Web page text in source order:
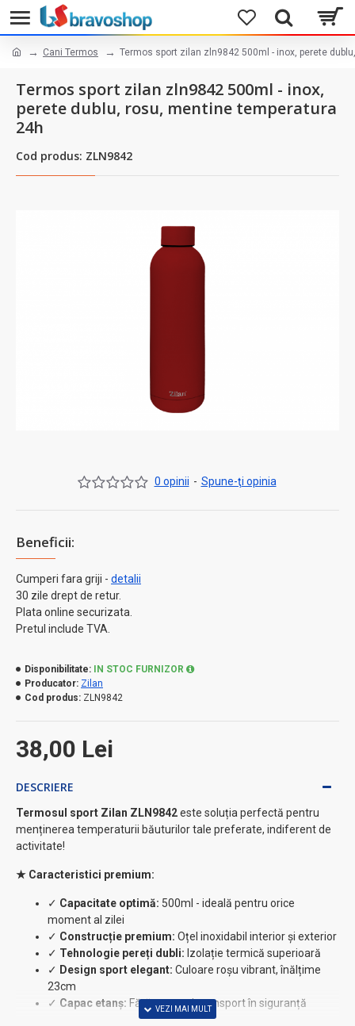
Cani Termos Termos sport zilan zln9842 500ml - inox, perete
Termos sport zilan zln9842 500ml - inox,
perete dublu, rosu, mentine temperatura
24h
Cod produs: ZLN9842
Beneficii:
Cumperi fara griji - detalii
30 zile drept de retur.
Plata online securizata.
Pretul include TVA.
0 opinii - Spune-ţi opinia
38,00 Lei
Disponibilitate:
IN STOC FURNIZOR
Producator: Zilan
Cod produs: ZLN9842
DESCRIERE
Termosul sport Zilan ZLN9842este soluția perfectă pentru
menținerea temperaturii băuturilor tale preferate, indiferent de
activitate!
★ Caracteristici premium:
✓ Capacitate optimă: 500ml - ideală pentru orice
moment al zilei
✓ Construcție premium: Oțel inoxidabil interior și exterior
✓ Tehnologie pereți dubli: Izolație termică superioară
✓ Design sport elegant: Culoare roșu vibrant, înălțime
23cm
✓ Capac etanș: Fără scurgeri, transport în siguranță